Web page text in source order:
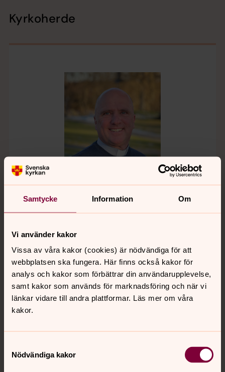
Samtycke Information Om
Vi använder kakor
Vissa av våra kakor (cookies) är nödvändiga för att
webbplatsen ska fungera. Här finns också kakor för
analys och kakor som förbättrar din användarupplevelse,
samt kakor som används för marknadsföring och när vi
länkar vidare till andra plattformar. Läs mer om våra
kakor.
Nödvändiga kakor
Kyrkoherde
Kyrkoherde, Värö-Stråvalla församling
Direkt:0340-66 98 53 Mobil: 072-220 93 37
E-post: ola.bojestig@svenskakyrkan.se
Kyrkokamrer